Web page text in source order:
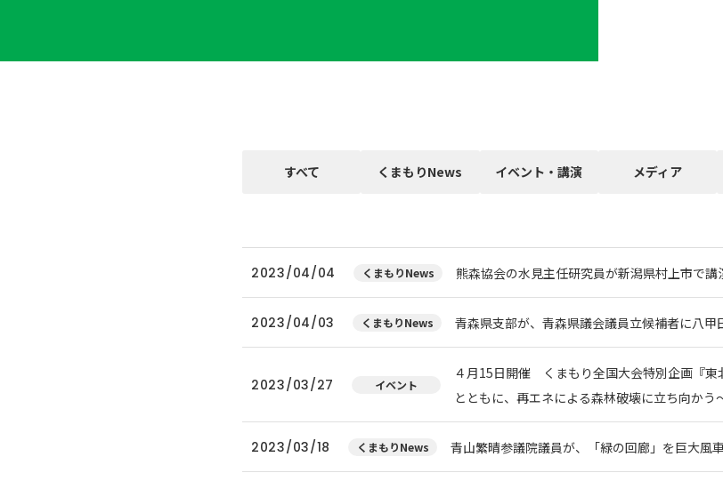
すべて くまもりNews イベント・講演 メディア
2023/04/04 くまもりNews 熊森協会の水見主任研究員が新潟県村上市で講
2023/04/03 くまもりNews 青森県支部が、青森県議会議員立候補者に八甲
2023/03/27 イベント
４月15日開催 くまもり全国大会特別企画『東
とともに、再エネによる森林破壊に立ち向かう
2023/03/18 くまもりNews 青山繁晴参議院議員が、「緑の回廊」を巨大風